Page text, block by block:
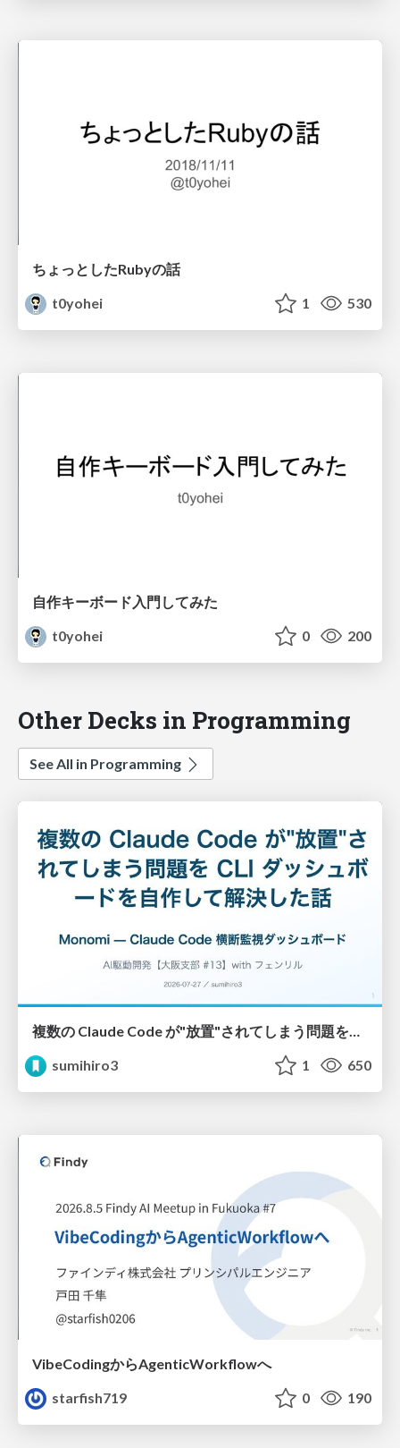
ちょっとしたRubyの話
t0yohei
1 530
自作キーボード入門してみた
t0yohei
0 200
Other Decks in Programming
See All in Programming
sumihiro3
1 650
VibeCodingからAgenticWorkflowへ
starfish719
0 190